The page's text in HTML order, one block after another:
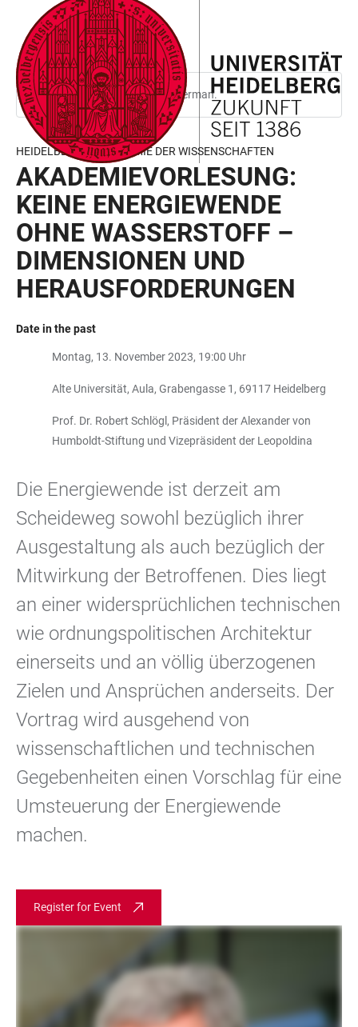
ACCESSIBILITY
LINKS
JUMP
TO
MAIN
CONTENT
OPEN
MAIN
NAVIGATION
OPEN
SEARCH
FORM
This page is only available in German.
HEIDELBERGER AKADEMIE DER WISSENSCHAFTEN
AKADEMIEVORLESUNG:
KEINE ENERGIEWENDE
OHNE WASSERSTOFF –
DIMENSIONEN UND
HERAUSFORDERUNGEN
Date in the past
Montag, 13. November 2023, 19:00 Uhr
Alte Universität, Aula, Grabengasse 1, 69117 Heidelberg
Prof. Dr. Robert Schlögl, Präsident der Alexander von
Humboldt-Stiftung und Vizepräsident der Leopoldina
Die Energiewende ist derzeit am
Scheideweg sowohl bezüglich ihrer
Ausgestaltung als auch bezüglich der
Mitwirkung der Betroffenen. Dies liegt
an einer widersprüchlichen technischen
wie ordnungspolitischen Architektur
einerseits und an völlig überzogenen
Zielen und Ansprüchen anderseits. Der
Vortrag wird ausgehend von
wissenschaftlichen und technischen
Gegebenheiten einen Vorschlag für eine
Umsteuerung der Energiewende
machen.
Register for Event